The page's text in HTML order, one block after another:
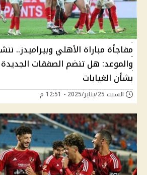
مفاجأة مباراة الأهلي وبيراميدز..
والموعد: هل تنضم الصفقات
بشأن الغيابات
السبت 25/يناير/2025 - 12:51 م